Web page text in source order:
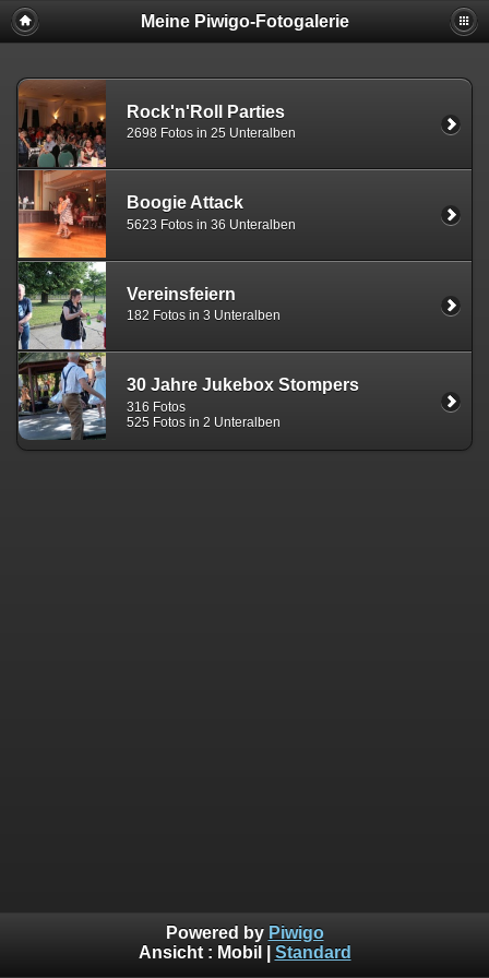
Meine Piwigo-Fotogalerie
Rock'n'Roll Parties
2698 Fotos in 25 Unteralben
Boogie Attack
5623 Fotos in 36 Unteralben
Vereinsfeiern
182 Fotos in 3 Unteralben
30 Jahre Jukebox Stompers
316 Fotos
525 Fotos in 2 Unteralben
Powered by Piwigo
Ansicht : Mobil Standard